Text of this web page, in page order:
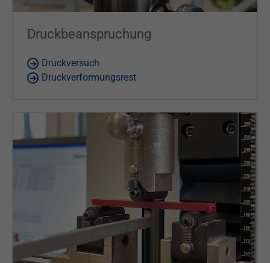
Druckbeanspruchung
Druckversuch
Druckverformungsrest